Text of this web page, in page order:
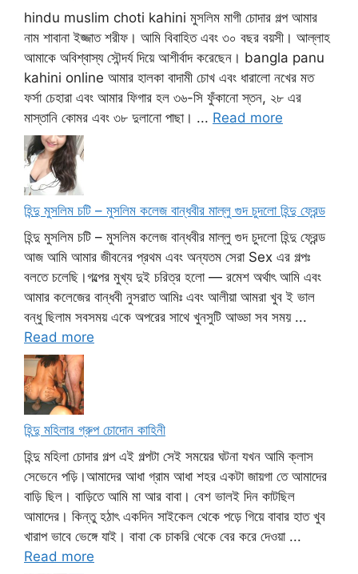
hindu muslim choti kahini মুসলিম মাগী চোদার গল্প আমার
নাম শাবানা ইজ্জাত শরীফ। আমি বিবাহিত এবং ৩০ বছর বয়সী। আল্লাহ
আমাকে অবিশ্বাস্য সৌন্দর্য দিয়ে আশীর্বাদ করেছেন। bangla panu
kahini online আমার হালকা বাদামী চোখ এবং ধারালো নখের মত
ফর্সা চেহারা এবং আমার ফিগার হল ৩৬-সি ফুঁকানো স্তন, ২৮ এর
মাস্তানি কোমর এবং ৩৮ দুলানো পাছা। ... Read more
হিন্দু মুসলিম চটি – মুসলিম কলেজ বান্ধবীর মাল্লু গুদ চুদলো হিন্দু ফ্রেন্ড
হিন্দু মুসলিম চটি – মুসলিম কলেজ বান্ধবীর মাল্লু গুদ চুদলো হিন্দু ফ্রেন্ড
আজ আমি আমার জীবনের প্রথম এবং অন্যতম সেরা Sex এর গল্পঃ
বলতে চলেছি।গল্পের মুখ্য দুই চরিত্র হলো — রমেশ অর্থাৎ আমি এবং
আমার কলেজের বান্ধবী নুসরাত আমিঃ এবং আলীয়া আমরা খুব ই ভাল
বন্ধু ছিলাম সবসময় একে অপরের সাথে খুনসুটি আড্ডা সব সময় ...
Read more
হিন্দু মহিলার গ্রুপ চোদোন কাহিনী
হিন্দু মহিলা চোদার গল্প এই গল্পটা সেই সময়ের ঘটনা যখন আমি ক্লাস
সেভেনে পড়ি।আমাদের আধা গ্রাম আধা শহর একটা জায়গা তে আমাদের
বাড়ি ছিল। বাড়িতে আমি মা আর বাবা। বেশ ভালই দিন কাটছিল
আমাদের। কিন্তু হঠাৎ একদিন সাইকেল থেকে পড়ে গিয়ে বাবার হাত খুব
খারাপ ভাবে ভেঙ্গে যাই। বাবা কে চাকরি থেকে বের করে দেওয়া ...
Read more